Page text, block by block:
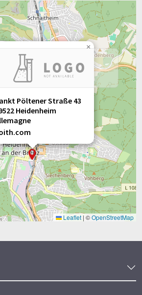
Pöltener Straße 43
Heidenheim
×
Leaflet | ©OpenStreetMap